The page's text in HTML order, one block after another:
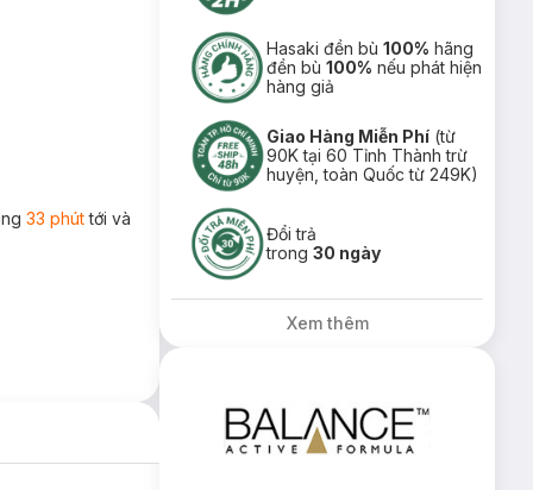
33 phúttới và
Hasaki đền bù100% hãng
đền bù100% nếu phát hiện
hàng giả
Giao Hàng Miễn Phí (từ
90K tại 60 Tỉnh Thành trừ
huyện, toàn Quốc từ 249K)
Đổi trả
trong30 ngày
Xem thêm